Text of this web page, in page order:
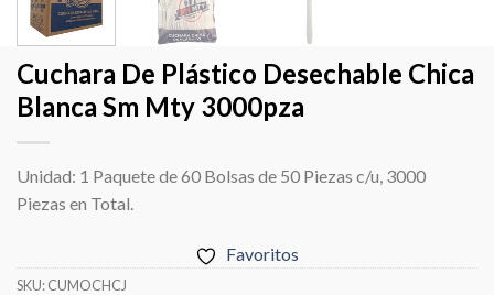
Cuchara De Plástico Desechable Chica
Blanca Sm Mty 3000pza
Unidad: 1 Paquete de 60 Bolsas de 50 Piezas c/u, 3000
Piezas en Total.
Favoritos
SKU:CUMOCHCJ